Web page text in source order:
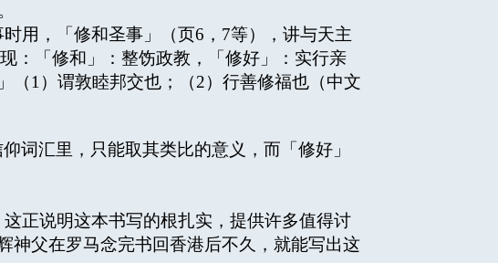
用，「修和圣事」（页6，7等），讲与天主
：「修和」：整饬政教，「修好」：实行亲
（1）谓敦睦邦交也；（2）行善修福也（中文
词汇里，只能取其类比的意义，而「修好」
正说明这本书写的根扎实，提供许多值得讨
神父在罗马念完书回香港后不久，就能写出这